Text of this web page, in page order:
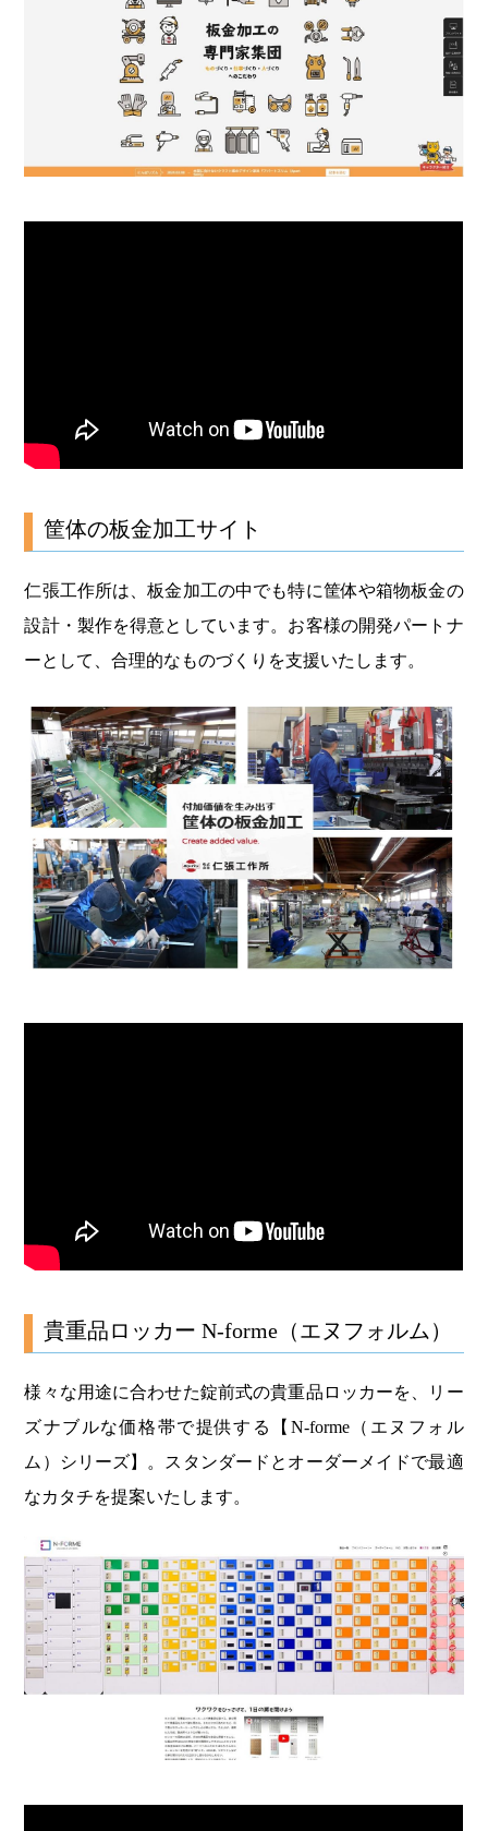
筐体の板金加工サイト
仁張工作所は、板金加工の中でも特に筐体や箱物板金の
設計・製作を得意としています。お客様の開発パートナ
ーとして、合理的なものづくりを支援いたします。
貴重品ロッカー N-forme（エヌフォルム）
様々な用途に合わせた錠前式の貴重品ロッカーを、リー
ズナブルな価格帯で提供する【N-forme（エヌフォル
ム）シリーズ】。スタンダードとオーダーメイドで最適
なカタチを提案いたします。